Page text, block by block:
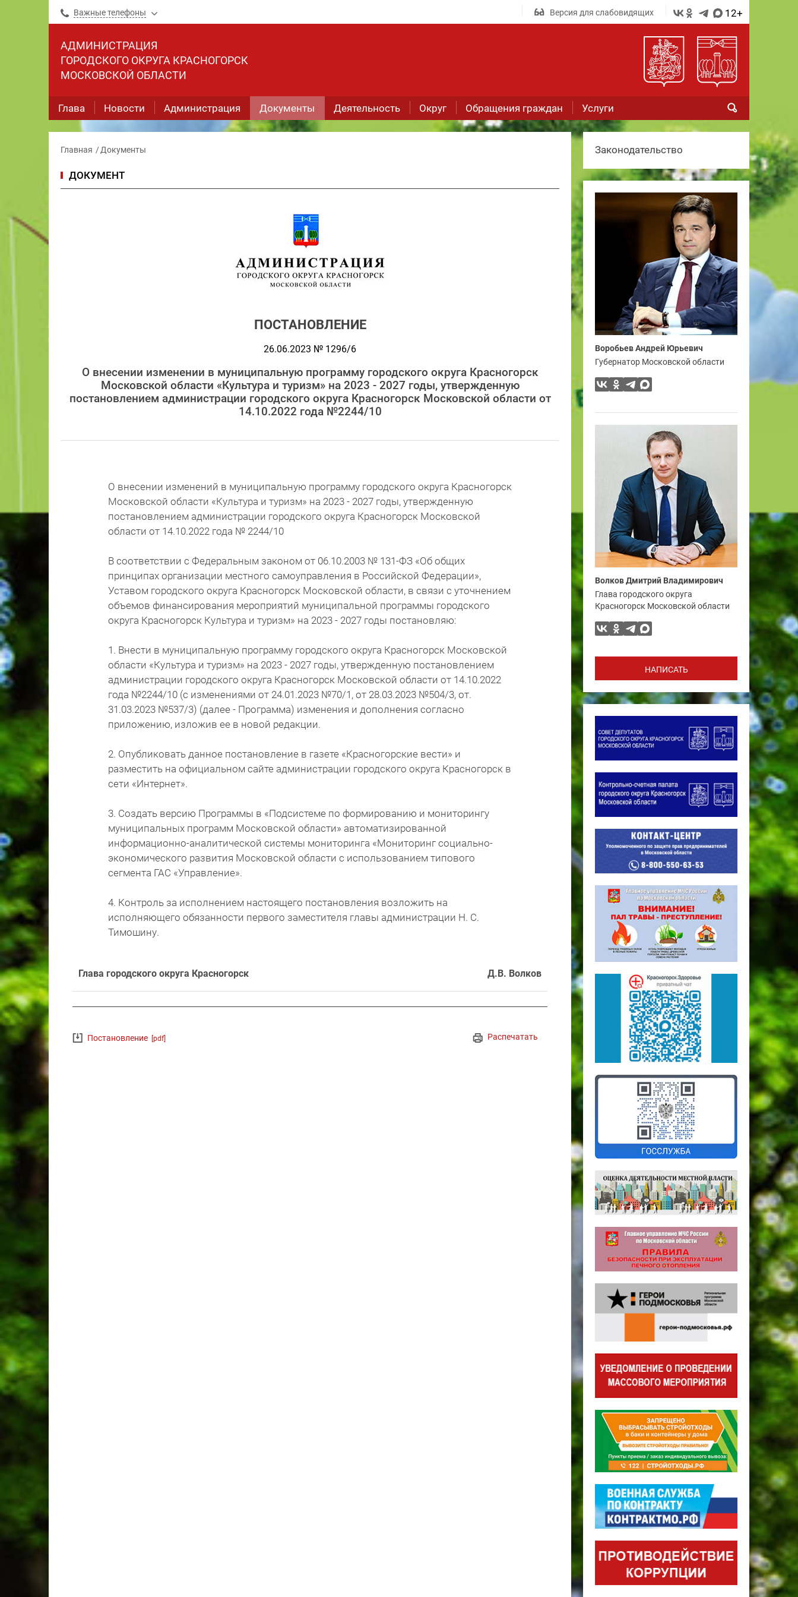
Важные телефоны Версия для слабовидящих 12+
АДМИНИСТРАЦИЯ
ГОРОДСКОГО ОКРУГА КРАСНОГОРСК
МОСКОВСКОЙ ОБЛАСТИ
Глава Новости Администрация Документы Деятельность Округ Обращения граждан Услуги
Главная Документы
ДОКУМЕНТ
ПОСТАНОВЛЕНИЕ
26.06.2023 № 1296/6
О внесении изменении в муниципальную программу городского округа Красногорск
Московской области «Культура и туризм» на 2023 - 2027 годы, утвержденную
постановлением администрации городского округа Красногорск Московской области от
14.10.2022 года №2244/10
О внесении изменений в муниципальную программу городского округа Красногорск
Московской области «Культура и туризм» на 2023 - 2027 годы, утвержденную
постановлением администрации городского округа Красногорск Московской
области от 14.10.2022 года № 2244/10
В соответствии с Федеральным законом от 06.10.2003 № 131-ФЗ «Об общих
принципах организации местного самоуправления в Российской Федерации»,
Уставом городского округа Красногорск Московской области, в связи с уточнением
объемов финансирования мероприятий муниципальной программы городского
округа Красногорск Культура и туризм» на 2023 - 2027 годы постановляю:
1. Внести в муниципальную программу городского округа Красногорск Московской
области «Культура и туризм» на 2023 - 2027 годы, утвержденную постановлением
администрации городского округа Красногорск Московской области от 14.10.2022
года №2244/10 (с изменениями от 24.01.2023 №70/1, от 28.03.2023 №504/3, от.
31.03.2023 №537/3) (далее - Программа) изменения и дополнения согласно
приложению, изложив ее в новой редакции.
2. Опубликовать данное постановление в газете «Красногорские вести» и
разместить на официальном сайте администрации городского округа Красногорск в
сети «Интернет».
3. Создать версию Программы в «Подсистеме по формированию и мониторингу
муниципальных программ Московской области» автоматизированной
информационно-аналитической системы мониторинга «Мониторинг социально-
экономического развития Московской области с использованием типового
сегмента ГАС «Управление».
4. Контроль за исполнением настоящего постановления возложить на
исполняющего обязанности первого заместителя главы администрации Н. С.
Тимошину.
Глава городского округа Красногорск Д.В. Волков
Распечатать
Постановление [pdf]
Законодательство
Воробьев Андрей Юрьевич
Губернатор Московской области
Волков Дмитрий Владимирович
Глава городского округа
Красногорск Московской области
НАПИСАТЬ